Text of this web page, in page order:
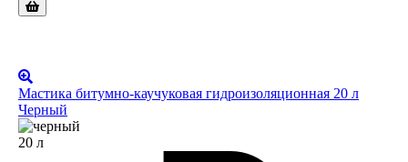
Мастика битумно-каучуковая гидроизоляционная 20 л
Черный
20 л